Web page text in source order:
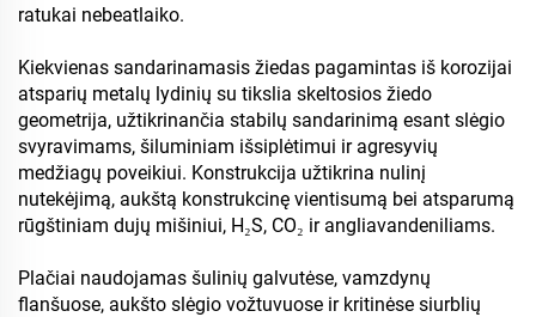
ratukai nebeatlaiko.
Kiekvienas sandarinamasis žiedas pagamintas iš korozijai
atsparių metalų lydinių su tikslia skeltosios žiedo
geometrija, užtikrinančia stabilų sandarinimą esant slėgio
svyravimams, šiluminiam išsiplėtimui ir agresyvių
medžiagų poveikiui. Konstrukcija užtikrina nulinį
nutekėjimą, aukštą konstrukcinę vientisumą bei atsparumą
rūgštiniam dujų mišiniui, H₂S, CO₂ ir angliavandeniliams.
Plačiai naudojamas šulinių galvutėse, vamzdynų
flanšuose, aukšto slėgio vožtuvuose ir kritinėse siurblių